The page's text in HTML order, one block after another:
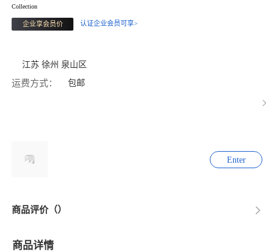
Collection
企业享会员价 认证企业会员可享>
江苏 徐州 泉山区
运费方式： 包邮
Enter
商品评价（）
商品详情